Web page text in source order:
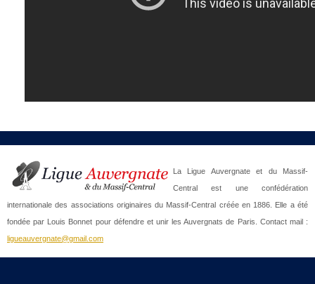
La Ligue Auvergnate et du Massif-
Central est une confédération
internationale des associations originaires du Massif-Central créée en 1886. Elle a été
fondée par Louis Bonnet pour défendre et unir les Auvergnats de Paris. Contact mail :
ligueauvergnate@gmail.com